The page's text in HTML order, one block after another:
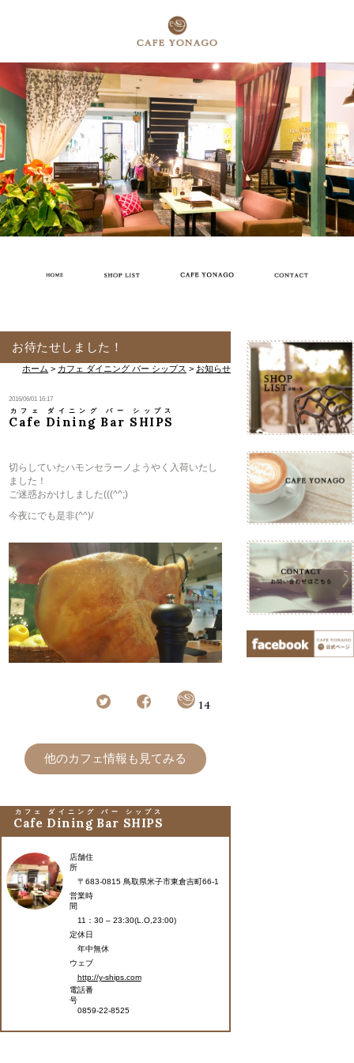
お待たせしました！
ホーム > カフェ ダイニング バー シップス > お知らせ
2016/06/01 16:17
Cafe Dining Bar SHIPS
カフェ ダイニング バー シップス
切らしていたハモンセラーノようやく入荷いたし
ました！
ご迷惑おかけしました(((^^;)
今夜にでも是非(^^)/
14
他のカフェ情報も見てみる
Cafe Dining Bar SHIPS
カフェ ダイニング バー シップス
店舗住
所
〒683-0815 鳥取県米子市東倉吉町66-1
営業時
間
11：30 – 23:30(L.O,23:00)
定休日
年中無休
ウェブ
http://y-ships.com
電話番
号
0859-22-8525